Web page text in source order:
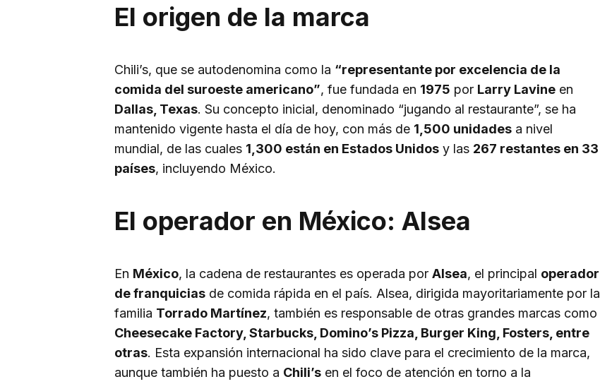
El origen de la marca
Chili’s, que se autodenomina como la “representante por excelencia de la
comida del suroeste americano”, fue fundada en 1975 por Larry Lavine en
Dallas, Texas. Su concepto inicial, denominado “jugando al restaurante”, se ha
mantenido vigente hasta el día de hoy, con más de 1,500 unidades a nivel
mundial, de las cuales 1,300 están en Estados Unidos y las 267 restantes en 33
países, incluyendo México.
El operador en México: Alsea
En México, la cadena de restaurantes es operada por Alsea, el principal operador
de franquicias de comida rápida en el país. Alsea, dirigida mayoritariamente por la
familia Torrado Martínez, también es responsable de otras grandes marcas como
Cheesecake Factory, Starbucks, Domino’s Pizza, Burger King, Fosters, entre
otras. Esta expansión internacional ha sido clave para el crecimiento de la marca,
aunque también ha puesto a Chili’s en el foco de atención en torno a la